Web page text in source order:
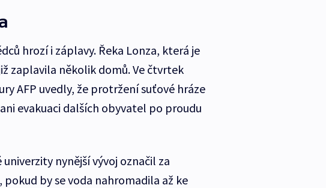
hrozí i záplavy. Řeka Lonza, která je
zaplavila několik domů. Ve čtvrtek
AFP uvedly, že protržení suťové hráze
evakuaci dalších obyvatel po proudu
nynější vývoj označil za
by se voda nahromadila až ke